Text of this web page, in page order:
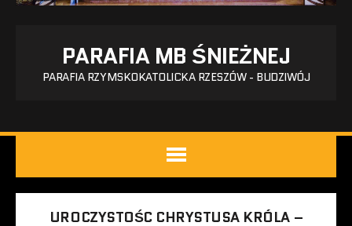
PARAFIA MB ŚNIEŻNEJ
PARAFIA RZYMSKOKATOLICKA RZESZÓW - BUDZIWÓJ
UROCZYSTOŚC CHRYSTUSA KRÓLA –